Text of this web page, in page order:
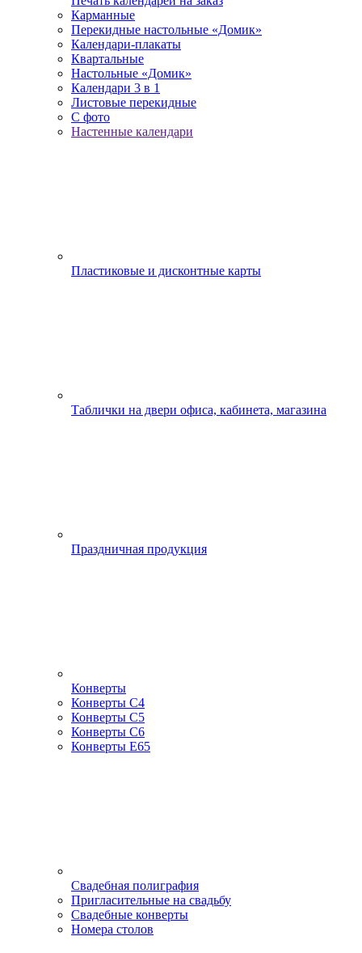
Карманные
Перекидные настольные «Домик»
Календари-плакаты
Квартальные
Настольные «Домик»
Календари 3 в 1
Листовые перекидные
С фото
Настенные календари
Пластиковые и дисконтные карты
Таблички на двери офиса, кабинета, магазина
Праздничная продукция
Конверты
Конверты С4
Конверты С5
Конверты С6
Конверты Е65
Свадебная полиграфия
Пригласительные на свадьбу
Свадебные конверты
Номера столов